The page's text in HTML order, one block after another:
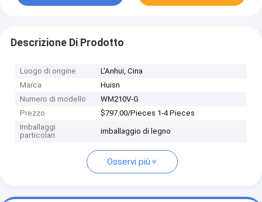
Descrizione Di Prodotto
Luogo di origine
L'Anhui, Cina
Marca
Huisn
Numero di modello
WM210V-G
Prezzo
$797.00/Pieces 1-4 Pieces
Imballaggi
particolari
imballaggio di legno
Osservi più